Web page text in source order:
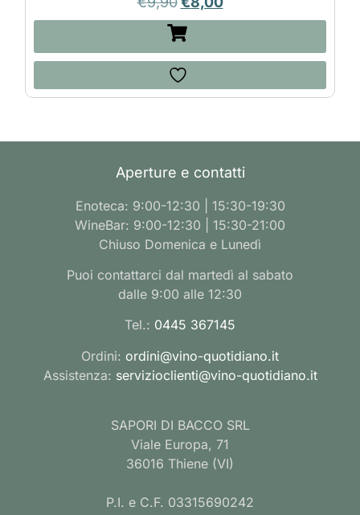
Aperture e contatti
Enoteca: 9:00-12:30 | 15:30-19:30
WineBar: 9:00-12:30 | 15:30-21:00
Chiuso Domenica e Lunedì
Puoi contattarci dal martedì al sabato
dalle 9:00 alle 12:30
Tel.: 0445 367145
Ordini: ordini@vino-quotidiano.it
Assistenza: servizioclienti@vino-quotidiano.it
SAPORI DI BACCO SRL
Viale Europa, 71
36016 Thiene (VI)
P.I. e C.F. 03315690242